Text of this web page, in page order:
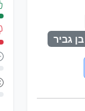
גביר